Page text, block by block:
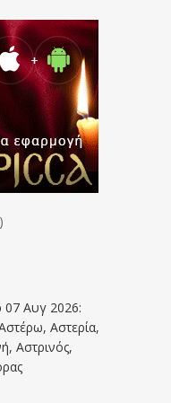
)
Αυγ 2026:
Αστερία,
Αστρινός,